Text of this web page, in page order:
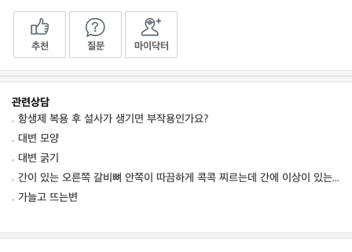
추천 질문 마이닥터
관련상담
항생제 복용 후 설사가 생기면 부작용인가요?
대변 모양
대변 굵기
간이 있는 오른쪽 갈비뼈 안쪽이 따끔하게 콕콕 찌르는데 간에 이상이 있는 건가요? 혹시 간
가늘고 뜨는변